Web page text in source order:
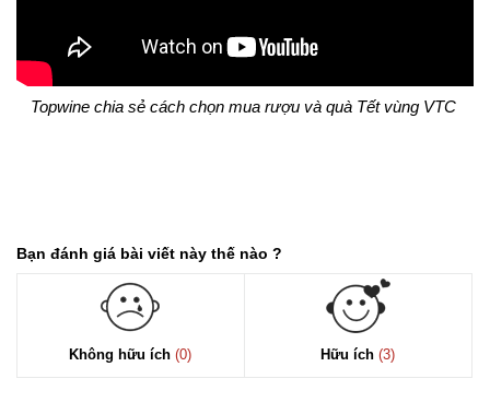
Topwine chia sẻ cách chọn mua rượu và quà Tết vùng VTC
Bạn đánh giá bài viết này thế nào ?
Không hữu ích (0) Hữu ích (3)